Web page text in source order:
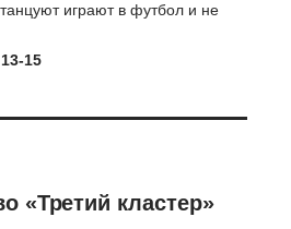
играют в футбол и не
15
«Третий кластер»